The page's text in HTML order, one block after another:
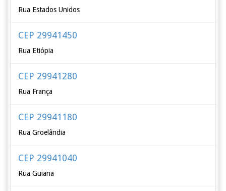
Rua Estados Unidos
CEP 29941450
Rua Etiópia
CEP 29941280
Rua França
CEP 29941180
Rua Groelândia
CEP 29941040
Rua Guiana